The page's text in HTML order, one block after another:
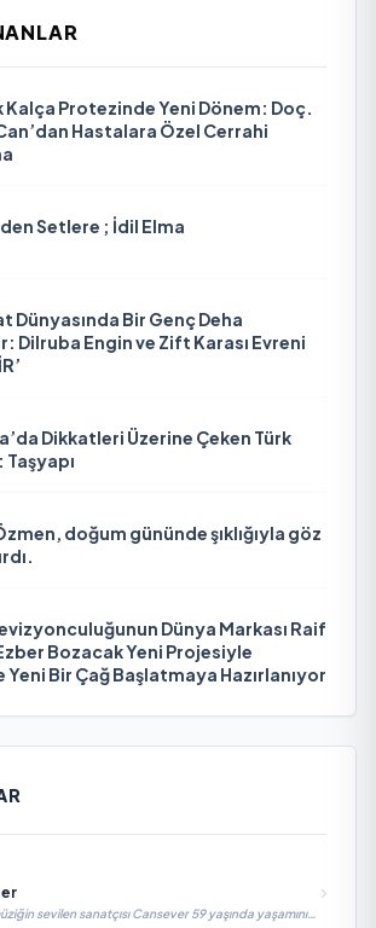
Protezinde Yeni Dönem: Doç.
Hastalara Özel Cerrahi
Setlere ; İdil Elma
Dünyasında Bir Genç Deha
Dilruba Engin ve Zift Karası Evreni
Dikkatleri Üzerine Çeken Türk
Taşyapı
doğum gününde şıklığıyla göz
Dünya Markası Raif
Bozacak Yeni Projesiyle
Bir Çağ Başlatmaya Hazırlanıyor
sevilen sanatçısı Cansever 59 yaşında yaşamını